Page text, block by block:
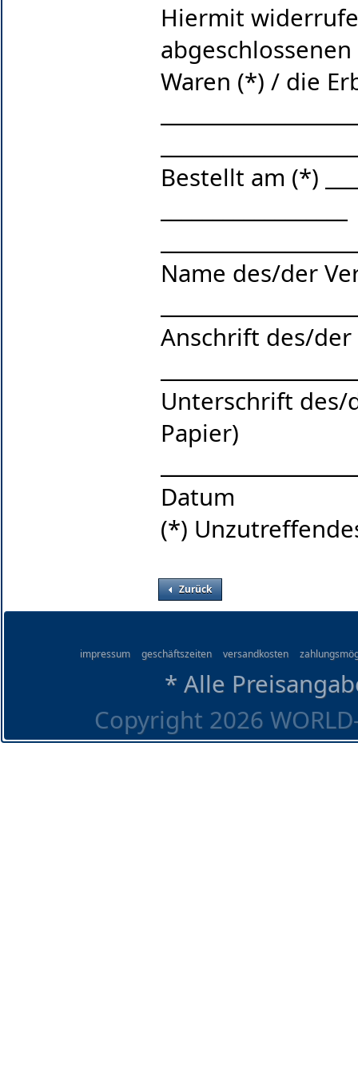
Hiermit
Waren (*) / die
Bestellt am (*)
Name des/der
Anschrift des/der
Unterschrift des/
Papier)
Datum
(*)
Zurück
impressum geschäftszeiten versandkosten
* Alle
Copyright 2026